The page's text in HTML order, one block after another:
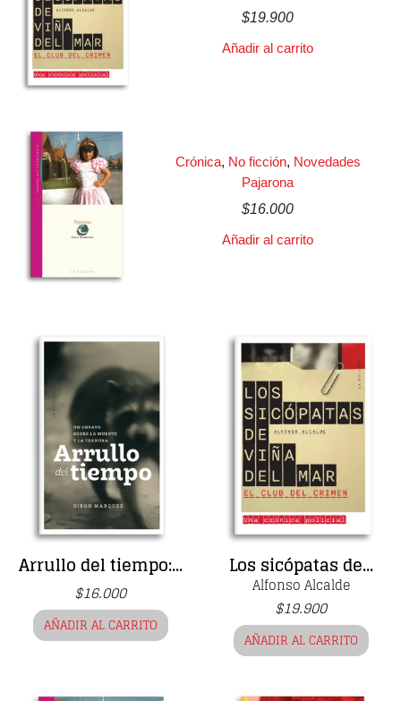
$19.900
Añadir al carrito
Crónica, No ficción, Novedades
Pajarona
$16.000
Añadir al carrito
Arrullo del tiempo:...
$16.000
AÑADIR AL CARRITO
Los sicópatas de...
$19.900
Alfonso Alcalde
AÑADIR AL CARRITO